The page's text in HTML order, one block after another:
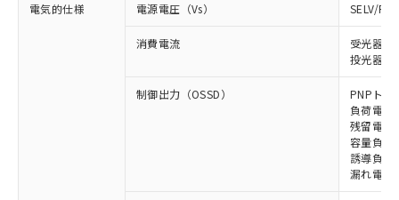
電気的仕様 電源電圧（Vs） SELV/
消費電流
受光器:
投光器:
制御出力（OSSD）
PNPトラ
負荷電流
残留電圧
容量負荷
誘導負荷
漏れ電流